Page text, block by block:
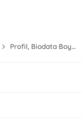
Profil, Biodata Boyband Korea Romeo